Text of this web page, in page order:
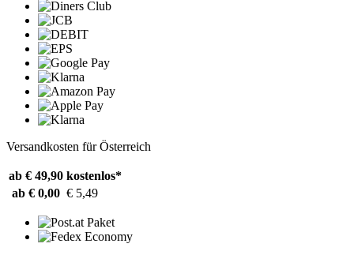
Versandkosten für Österreich
ab € 49,90 kostenlos*
ab € 0,00 € 5,49